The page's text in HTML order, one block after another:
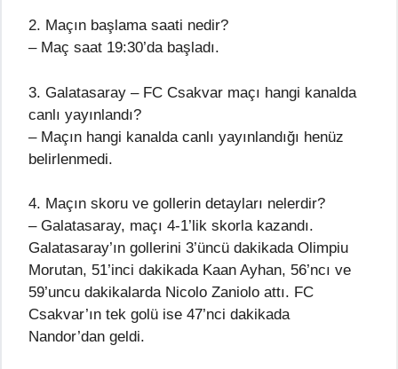
2. Maçın başlama saati nedir?
– Maç saat 19:30’da başladı.
3. Galatasaray – FC Csakvar maçı hangi kanalda
canlı yayınlandı?
– Maçın hangi kanalda canlı yayınlandığı henüz
belirlenmedi.
4. Maçın skoru ve gollerin detayları nelerdir?
– Galatasaray, maçı 4-1’lik skorla kazandı.
Galatasaray’ın gollerini 3’üncü dakikada Olimpiu
Morutan, 51’inci dakikada Kaan Ayhan, 56’ncı ve
59’uncu dakikalarda Nicolo Zaniolo attı. FC
Csakvar’ın tek golü ise 47’nci dakikada
Nandor’dan geldi.